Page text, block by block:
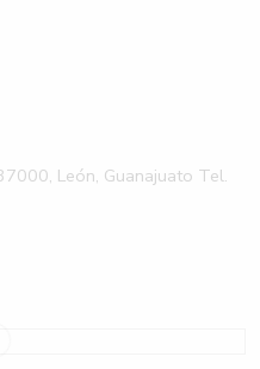
León, Guanajuato Tel.